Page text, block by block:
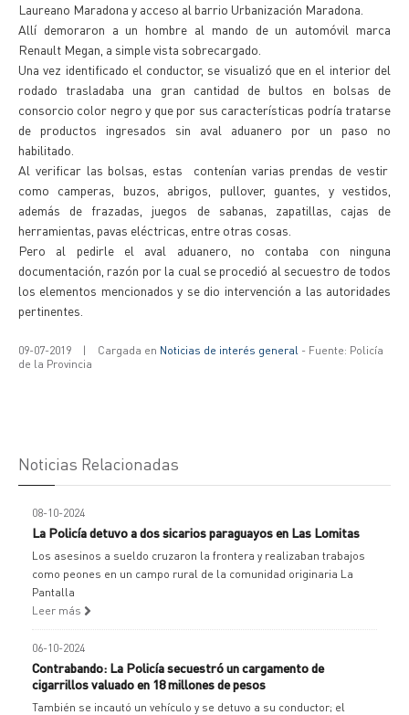
Laureano Maradona y acceso al barrio Urbanización Maradona.
Allí demoraron a un hombre al mando de un automóvil marca
Renault Megan, a simple vista sobrecargado.
Una vez identificado el conductor, se visualizó que en el interior del
rodado trasladaba una gran cantidad de bultos en bolsas de
consorcio color negro y que por sus características podría tratarse
de productos ingresados sin aval aduanero por un paso no
habilitado.
Al verificar las bolsas, estas contenían varias prendas de vestir
como camperas, buzos, abrigos, pullover, guantes, y vestidos,
además de frazadas, juegos de sabanas, zapatillas, cajas de
herramientas, pavas eléctricas, entre otras cosas.
Pero al pedirle el aval aduanero, no contaba con ninguna
documentación, razón por la cual se procedió al secuestro de todos
los elementos mencionados y se dio intervención a las autoridades
pertinentes.
09-07-2019 | Cargada en Noticias de interés general - Fuente: Policía
de la Provincia
Noticias Relacionadas
08-10-2024
La Policía detuvo a dos sicarios paraguayos en Las Lomitas
Los asesinos a sueldo cruzaron la frontera y realizaban trabajos
como peones en un campo rural de la comunidad originaria La
Pantalla
Leer más
06-10-2024
Contrabando: La Policía secuestró un cargamento de
cigarrillos valuado en 18 millones de pesos
También se incautó un vehículo y se detuvo a su conductor; el